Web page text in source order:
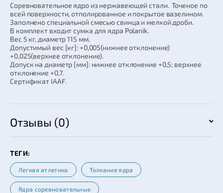
Соревновательное ядро из нержавеющей стали. Точеное по
всей поверхности, отполированное и покрытое вазелином.
Заполнено специальной смесью свинца и мелкой дроби.
В комплект входит сумка для ядра Polanik.
Вес 5 кг, диаметр 115 мм.
Допустимый вес [кг]: +0,005(нижнее отклонение)
+0,025(верхнее отклонение).
Допуск на диаметр [мм]: нижнее отклонение +0,5; верхнее
отклонение +0,7.
Сертификат IAAF.
Отзывы (0)
ТЕГИ:
Легкая атлетика Толкание ядра
Ядра соревновательные